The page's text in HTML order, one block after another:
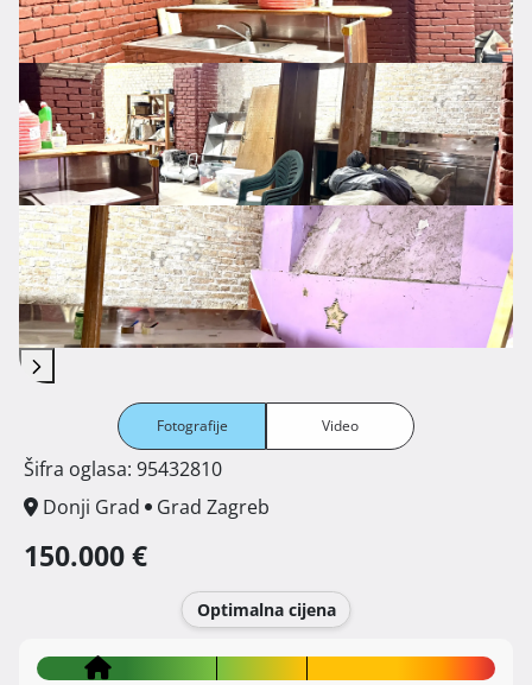
Fotografije Video
Šifra oglasa: 95432810
Donji Grad
Grad Zagreb
150.000 €
Optimalna cijena